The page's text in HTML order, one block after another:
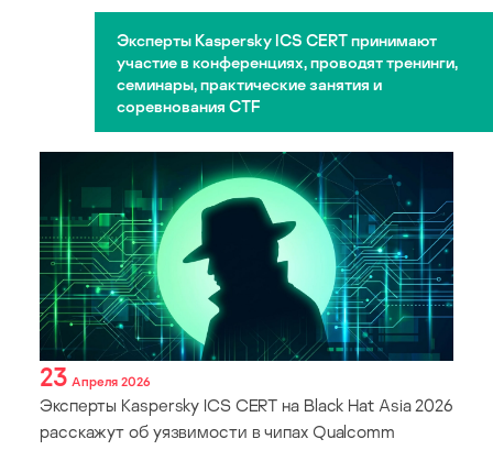
Эксперты Kaspersky ICS CERT принимают
участие в конференциях, проводят тренинги,
семинары, практические занятия и
соревнования CTF
23 Апреля 2026
Эксперты Kaspersky ICS CERT на Black Hat Asia 2026
расскажут об уязвимости в чипах Qualcomm